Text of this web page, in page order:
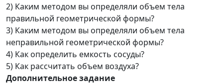
2) Каким методом вы определяли объем тела
правильной геометрической формы?
3) Каким методом вы определяли объем тела
неправильной геометрической формы?
4) Как определить емкость сосуды?
5) Как рассчитать объем воздуха?
Дополнительное задание